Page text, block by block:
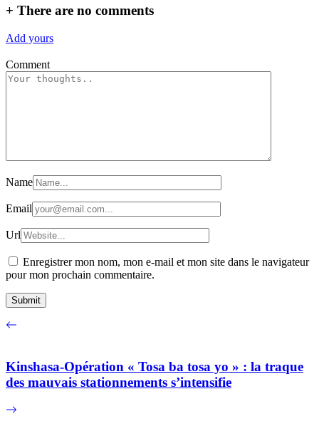
+ There are no comments
Add yours
Comment
Name
Email
Url
Enregistrer mon nom, mon e-mail et mon site dans le navigateur
pour mon prochain commentaire.
Kinshasa-Opération « Tosa ba tosa yo » : la traque
des mauvais stationnements s’intensifie